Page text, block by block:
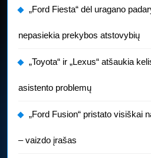
„Ford Fiesta“ dėl uragano
nepasiekia prekybos atstovybių
„Toyota“ ir „Lexus“ atšaukia
asistento problemų
„Ford Fusion“ pristato visiškai
– vaizdo įrašas